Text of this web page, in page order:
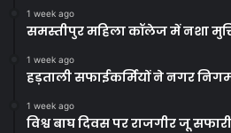
1 week ago
समस्तीपुर महिला कॉलेज में नशा
1 week ago
हड़ताली सफाईकर्मियों ने नगर
1 week ago
विश्व बाघ दिवस पर राजगीर जू